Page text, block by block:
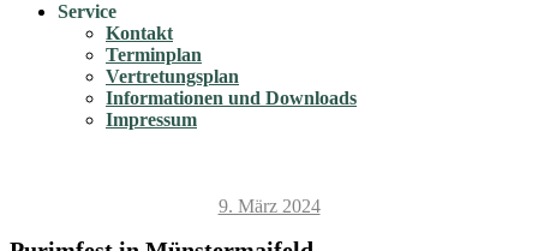
Service
Kontakt
Terminplan
Vertretungsplan
Informationen und Downloads
Impressum
Veröffentlicht
9. März 2024